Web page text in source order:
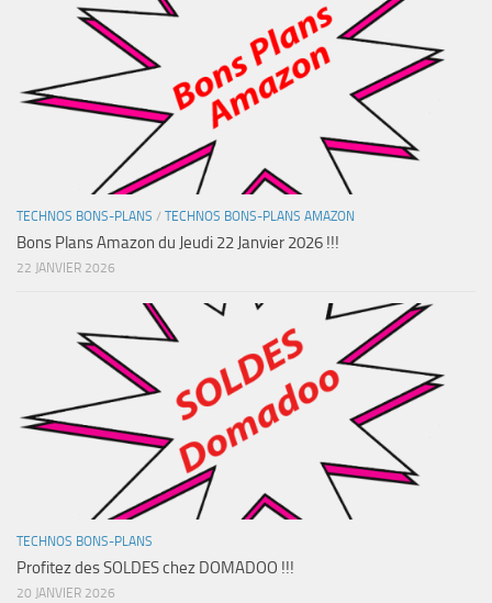
TECHNOS BONS-PLANS / TECHNOS BONS-PLANS AMAZON
Bons Plans Amazon du Jeudi 22 Janvier 2026 !!!
22 JANVIER 2026
TECHNOS BONS-PLANS
Profitez des SOLDES chez DOMADOO !!!
20 JANVIER 2026